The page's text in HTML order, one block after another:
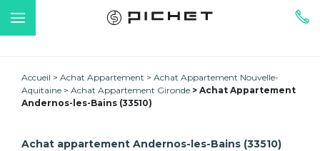
Accueil Achat Appartement
Achat Appartement Nouvelle-
Aquitaine
Achat Appartement Gironde
Achat Appartement
Andernos-les-Bains (33510)
Achat appartement Andernos-les-Bains (33510)